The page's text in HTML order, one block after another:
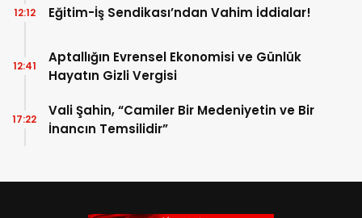
Eğitim-İş Sendikası’ndan Vahim İddialar!
12:12
Aptallığın Evrensel Ekonomisi ve Günlük
Hayatın Gizli Vergisi
12:41
Vali Şahin, “Camiler Bir Medeniyetin ve Bir
İnancın Temsilidir”
17:22